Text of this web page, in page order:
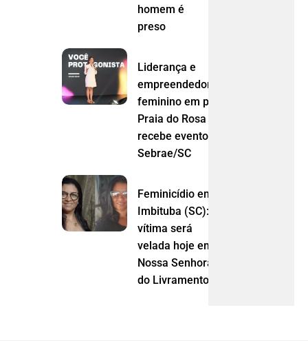
homem é
preso
Liderança e
empreendedorismo
feminino em pauta:
Praia do Rosa
recebe evento do
Sebrae/SC
Feminicídio em
Imbituba (SC):
vítima será
velada hoje em
Nossa Senhora
do Livramento (MT)